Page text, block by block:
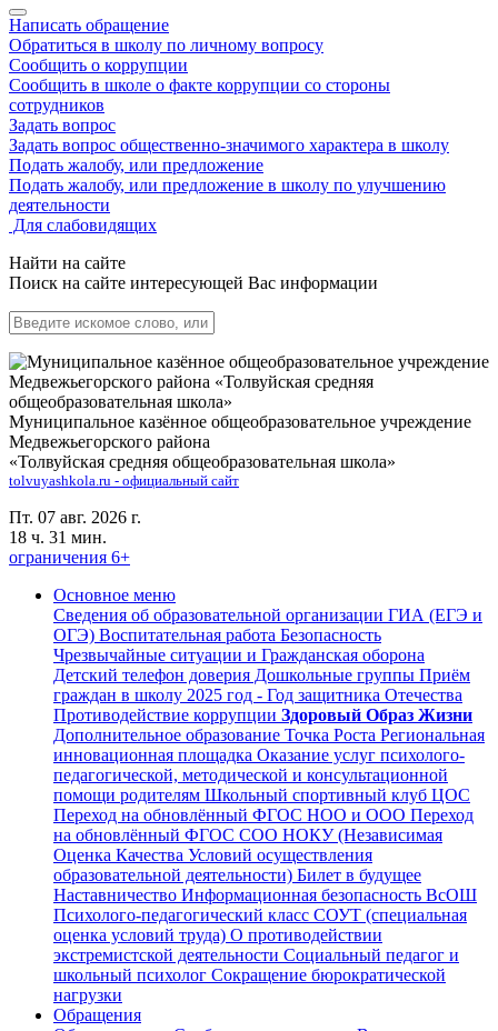
Написать обращение
Обратиться в школу по личному вопросу
Сообщить о коррупции
Сообщить в школе о факте коррупции со стороны
сотрудников
Задать вопрос
Задать вопрос общественно-значимого характера в школу
Подать жалобу, или предложение
Подать жалобу, или предложение в школу по улучшению
деятельности
Для слабовидящих
Найти на сайте
Поиск на сайте интересующей Вас информации
Муниципальное казённое общеобразовательное учреждение
Медвежьегорского района
«Толвуйская средняя общеобразовательная школа»
tolvuyashkola.ru - официальный сайт
Пт. 07 авг. 2026 г.
18 ч. 31 мин.
ограничения 6+
Основное меню
Сведения об образовательной организации ГИА (ЕГЭ и
ОГЭ) Воспитательная работа Безопасность
Чрезвычайные ситуации и Гражданская оборона
Детский телефон доверия Дошкольные группы Приём
граждан в школу 2025 год - Год защитника Отечества
Противодействие коррупции Здоровый Образ Жизни
Дополнительное образование Точка Роста Региональная
инновационная площадка Оказание услуг психолого-
педагогической, методической и консультационной
помощи родителям Школьный спортивный клуб ЦОС
Переход на обновлённый ФГОС НОО и ООО Переход
на обновлённый ФГОС СОО НОКУ (Независимая
Оценка Качества Условий осуществления
образовательной деятельности) Билет в будущее
Наставничество Информационная безопасность ВсОШ
Психолого-педагогический класс СОУТ (специальная
оценка условий труда) О противодействии
экстремистской деятельности Социальный педагог и
школьный психолог Сокращение бюрократической
нагрузки
Обращения